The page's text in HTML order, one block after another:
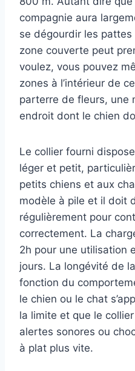
compagnie aura
se dégourdir les
zone couverte peut
voulez, vous pouvez
zones à l’intérieur de
parterre de fleurs, une
endroit dont le chien
Le collier fourni
léger et petit,
petits chiens et aux
modèle à pile et il doit
régulièrement pour
correctement. La
2h pour une utilisation
jours. La longévité de
fonction du
le chien ou le chat
la limite et que le
alertes sonores ou
à plat plus vite.